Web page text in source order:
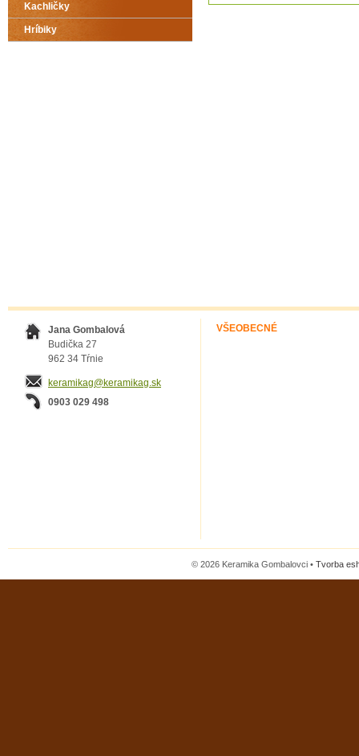
Kachličky
Hríbiky
Jana Gombalová
Budička 27
962 34 Tŕnie
keramikag@keramikag.sk
0903 029 498
VŠEOBECNÉ
© 2026 Keramika Gombalovci • Tvorba